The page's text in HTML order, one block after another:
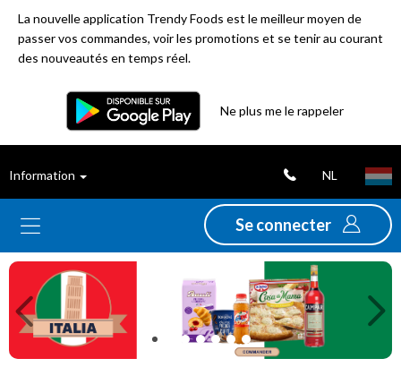
La nouvelle application Trendy Foods est le meilleur moyen de
passer vos commandes, voir les promotions et se tenir au courant
des nouveautés en temps réel.
Ne plus me le rappeler
Information NL
Se connecter
ventes
Nouveautés
Promotions
Déstockage
Previous